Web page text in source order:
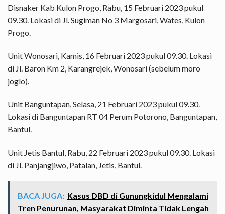
Disnaker Kab Kulon Progo, Rabu, 15 Februari 2023 pukul
09.30. Lokasi di Jl. Sugiman No 3 Margosari, Wates, Kulon
Progo.
Unit Wonosari, Kamis, 16 Februari 2023 pukul 09.30. Lokasi
di Jl. Baron Km 2, Karangrejek, Wonosari (sebelum moro
joglo).
Unit Banguntapan, Selasa, 21 Februari 2023 pukul 09.30.
Lokasi di Banguntapan RT 04 Perum Potorono, Banguntapan,
Bantul.
Unit Jetis Bantul, Rabu, 22 Februari 2023 pukul 09.30. Lokasi
di Jl. Panjangjiwo, Patalan, Jetis, Bantul.
BACA JUGA: Kasus DBD di Gunungkidul Mengalami
Tren Penurunan, Masyarakat Diminta Tidak Lengah